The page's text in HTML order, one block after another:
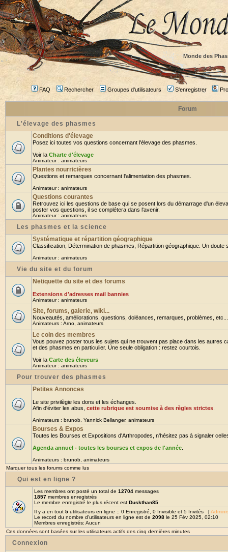
Monde des
FAQ Rechercher Groupes d'utilisateurs S'enregistrer
Forum
L'élevage des phasmes
Conditions d'élevage
Posez ici toutes vos questions concernant l'élevage des phasmes.
Voir la Charte d'élevage
Animateur : animateurs
Plantes nourricières
Questions et remarques concernant l'alimentation des phasmes.
Animateur : animateurs
Questions courantes
Retrouvez ici les questions de base qui se posent lors du démarrage d'un
poster vos questions, il se complétera dans l'avenir.
Animateur : animateurs
Les phasmes et la science
Systématique et répartition géographique
Classification, Détermination de phasmes, Répartition géographique. Un doute
Animateur : animateurs
Vie du site et du forum
Netiquette du site et des forums
Extensions d'adresses mail bannies
Animateur : animateurs
Site, forums, galerie, wiki...
Nouveautés, améliorations, questions, doléances, remarques, problèmes,
Animateurs : Arno animateurs
Le coin des membres
Vous pouvez poster tous les sujets qui ne trouvent pas place dans les autres
et des phasmes en particulier. Une seule obligation : restez courtois.
Voir la Carte des éleveurs
Animateur : animateurs
Pour trouver des phasmes
Petites Annonces
Le site privilègie les dons et les échanges.
Afin d'éviter les abus, cette rubrique est soumise à des règles strictes
Animateurs : brunob Yannick Bellanger, animateurs
Bourses & Expos
Toutes les Bourses et Expositions d'Arthropodes, n'hésitez pas à signaler
Agenda annuel - toutes les bourses et expos de l'année
Animateurs : brunob animateurs
Marquer tous les forums comme lus
Qui est en ligne ?
Les membres ont posté un total de 12704 messages
1857 membres enregistrés
Le membre enregistré le plus récent est Duskthan85
Il y a en tout 5 utilisateurs en ligne :: 0 Enregistré, 0 Invisible et 5 Invités [
Le record du nombre d'utilisateurs en ligne est de 2098 le 25 Fév 2025, 02:10
Membres enregistrés: Aucun
Ces données sont basées sur les utilisateurs actifs des cinq dernières minutes
Connexion